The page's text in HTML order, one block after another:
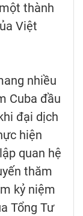
thành
Việt
nhiều
Cuba đầu
đại dịch
hiện
quan hệ
thăm
kỷ niệm
Tổng Tư